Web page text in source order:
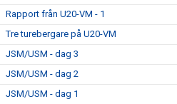
Rapport från U20-VM - 1
Tre turebergare på U20-VM
JSM/USM - dag 3
JSM/USM - dag 2
JSM/USM - dag 1